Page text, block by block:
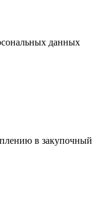
данных
в закупочный